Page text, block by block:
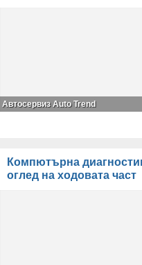
Автосервиз Auto Trend
Компютърна
оглед на ходовата част